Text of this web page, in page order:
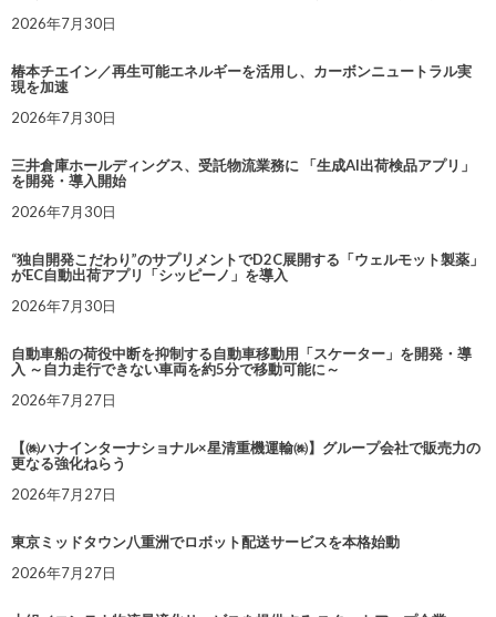
2026年7月30日
椿本チエイン／再生可能エネルギーを活用し、カーボンニュートラル実
現を加速
2026年7月30日
三井倉庫ホールディングス、受託物流業務に 「生成AI出荷検品アプリ」
を開発・導入開始
2026年7月30日
“独自開発こだわり”のサプリメントでD2C展開する「ウェルモット製薬」
がEC自動出荷アプリ「シッピーノ」を導入
2026年7月30日
自動車船の荷役中断を抑制する自動車移動用「スケーター」を開発・導
入 ～自力走行できない車両を約5分で移動可能に～
2026年7月27日
【㈱ハナインターナショナル×星清重機運輸㈱】グループ会社で販売力の
更なる強化ねらう
2026年7月27日
東京ミッドタウン八重洲でロボット配送サービスを本格始動
2026年7月27日